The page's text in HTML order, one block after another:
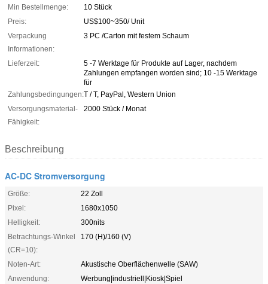
Min Bestellmenge:
10 Stück
Preis:
US$100~350/ Unit
Verpackung
Informationen:
3 PC /Carton mit festem Schaum
Lieferzeit:
5 -7 Werktage für Produkte auf Lager, nachdem
Zahlungen empfangen worden sind; 10 -15 Werktage
für
Zahlungsbedingungen:T / T, PayPal, Western Union
Versorgungsmaterial-
Fähigkeit:
2000 Stück / Monat
Beschreibung
AC-DC Stromversorgung
Größe:
22 Zoll
Pixel:
1680x1050
Helligkeit:
300nits
Betrachtungs-Winkel
(CR=10):
170 (H)/160 (V)
Noten-Art:
Akustische Oberflächenwelle (SAW)
Anwendung:
Werbung|industriell|Kiosk|Spiel